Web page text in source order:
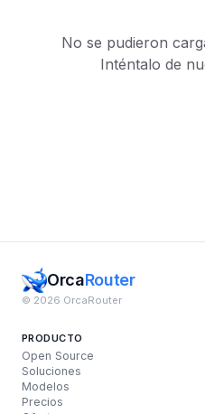
No se pudieron
Inténtalo de
OrcaRouter
© 2026 OrcaRouter
PRODUCTO
Open Source
Soluciones
Modelos
Precios